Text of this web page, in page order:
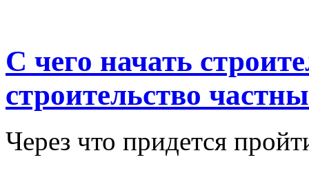
С чего начать
строительство
Через что придется